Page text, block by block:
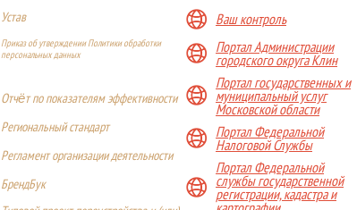
Устав
Приказ об утверждении Политики обработки
персональных данных
Отчёт по показателям эффективности
Региональный стандарт
Регламент организации деятельности
БрендБук
Ваш контроль
Портал Администрации
городского округа Клин
Портал государственных и
муниципальный услуг
Московской области
Портал Федеральной
Налоговой Службы
Портал Федеральной
службы государственной
регистрации, кадастра и